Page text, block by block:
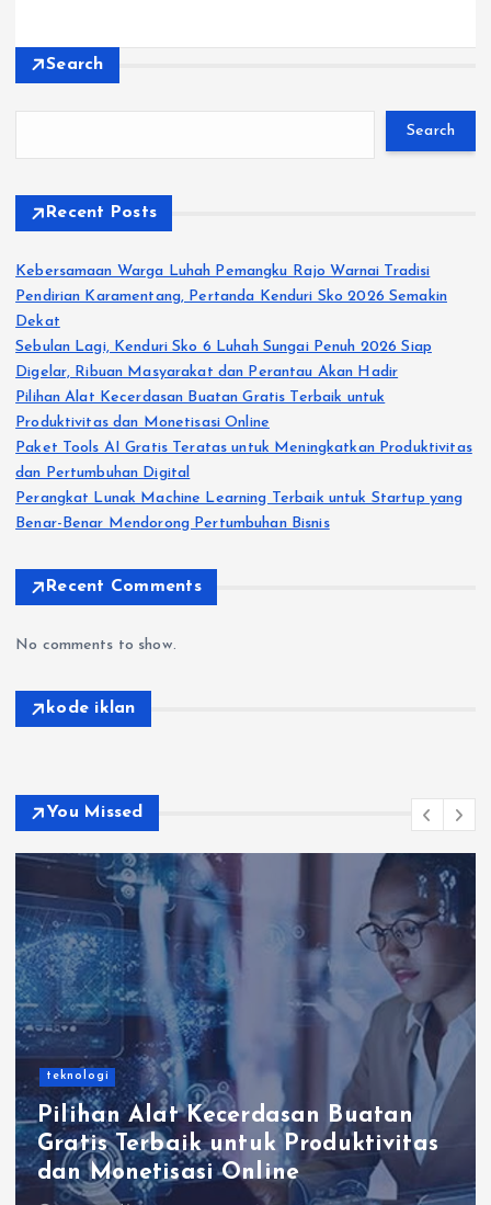
Search
Search
Recent Posts
Kebersamaan Warga Luhah Pemangku Rajo Warnai Tradisi
Pendirian Karamentang, Pertanda Kenduri Sko 2026 Semakin
Dekat
Sebulan Lagi, Kenduri Sko 6 Luhah Sungai Penuh 2026 Siap
Digelar, Ribuan Masyarakat dan Perantau Akan Hadir
Pilihan Alat Kecerdasan Buatan Gratis Terbaik untuk
Produktivitas dan Monetisasi Online
Paket Tools AI Gratis Teratas untuk Meningkatkan Produktivitas
dan Pertumbuhan Digital
Perangkat Lunak Machine Learning Terbaik untuk Startup yang
Benar-Benar Mendorong Pertumbuhan Bisnis
Recent Comments
No comments to show.
kode iklan
You Missed
teknologi
Pilihan Alat Kecerdasan Buatan
Gratis Terbaik untuk Produktivitas
dan Monetisasi Online